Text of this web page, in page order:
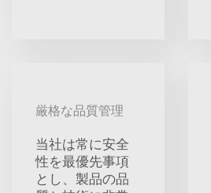
厳格な品質管理
当社は常に安全
性を最優先事項
とし、製品の品